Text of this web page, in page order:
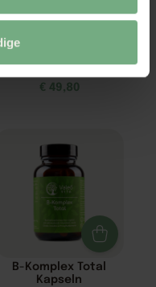
€ 49,80
B-Komplex Total
Kapseln